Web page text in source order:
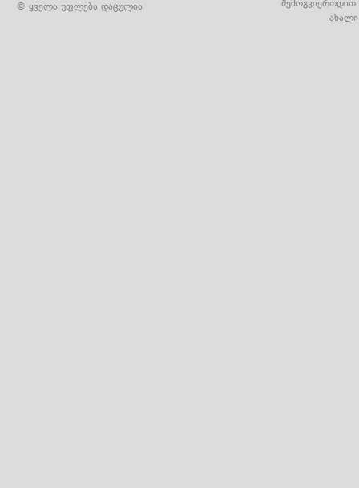
© ყველა უფლება დაცულია
შემოგვიერთდით
ახალი